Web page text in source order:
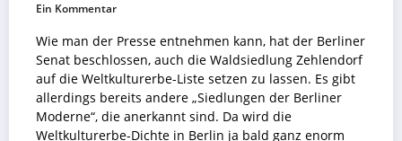
Ein Kommentar
Wie man der Presse entnehmen kann, hat der Berliner
Senat beschlossen, auch die Waldsiedlung Zehlendorf
auf die Weltkulturerbe-Liste setzen zu lassen. Es gibt
allerdings bereits andere „Siedlungen der Berliner
Moderne“, die anerkannt sind. Da wird die
Weltkulturerbe-Dichte in Berlin ja bald ganz enorm